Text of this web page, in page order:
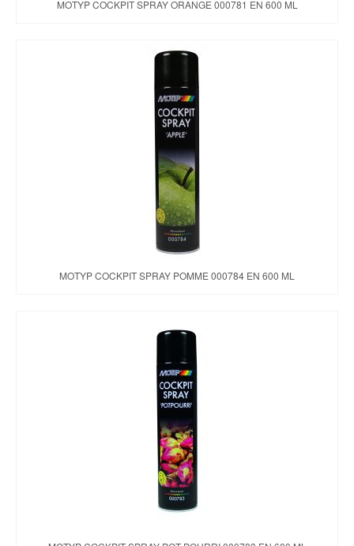
MOTYP COCKPIT SPRAY ORANGE 000781 EN 600 ML
MOTYP COCKPIT SPRAY POMME 000784 EN 600 ML